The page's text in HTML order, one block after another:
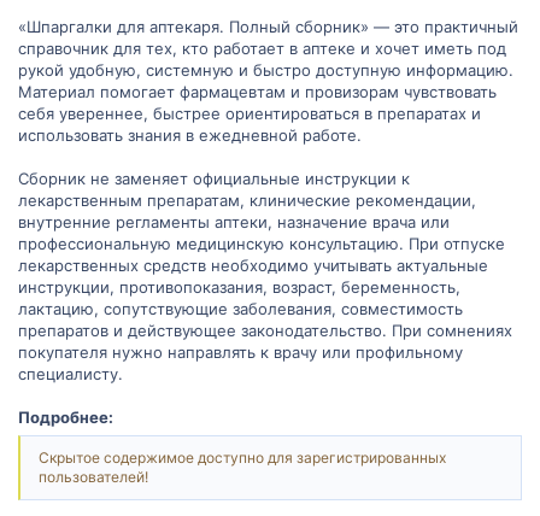
«Шпаргалки для аптекаря. Полный сборник» — это практичный
справочник для тех, кто работает в аптеке и хочет иметь под
рукой удобную, системную и быстро доступную информацию.
Материал помогает фармацевтам и провизорам чувствовать
себя увереннее, быстрее ориентироваться в препаратах и
использовать знания в ежедневной работе.
Сборник не заменяет официальные инструкции к
лекарственным препаратам, клинические рекомендации,
внутренние регламенты аптеки, назначение врача или
профессиональную медицинскую консультацию. При отпуске
лекарственных средств необходимо учитывать актуальные
инструкции, противопоказания, возраст, беременность,
лактацию, сопутствующие заболевания, совместимость
препаратов и действующее законодательство. При сомнениях
покупателя нужно направлять к врачу или профильному
специалисту.
Подробнее:
Скрытое содержимое доступно для зарегистрированных
пользователей!